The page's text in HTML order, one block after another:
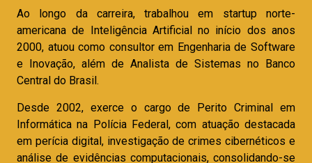
Ao longo da carreira, trabalhou em startup norte-
americana de Inteligência Artificial no início dos anos
2000, atuou como consultor em Engenharia de Software
e Inovação, além de Analista de Sistemas no Banco
Central do Brasil.
Desde 2002, exerce o cargo de Perito Criminal em
Informática na Polícia Federal, com atuação destacada
em perícia digital, investigação de crimes cibernéticos e
análise de evidências computacionais, consolidando-se